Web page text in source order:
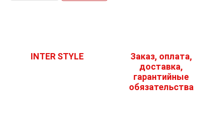
INTER STYLE
Заказ, оплата,
доставка,
гарантийные
обязательства